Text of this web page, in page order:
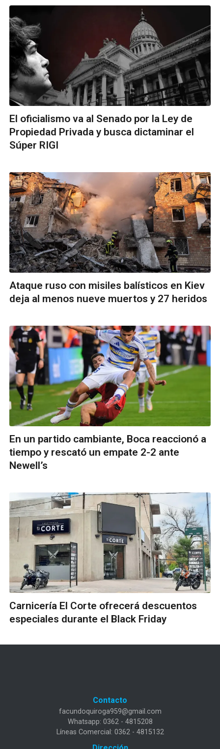
El oficialismo va al Senado por la Ley de
Propiedad Privada y busca dictaminar el
Súper RIGI
Ataque ruso con misiles balísticos en Kiev
deja al menos nueve muertos y 27 heridos
En un partido cambiante, Boca reaccionó a
tiempo y rescató un empate 2-2 ante
Newell’s
Carnicería El Corte ofrecerá descuentos
especiales durante el Black Friday
Contacto
facundoquiroga959@gmail.com
Whatsapp: 0362 - 4815208
Líneas Comercial: 0362 - 4815132